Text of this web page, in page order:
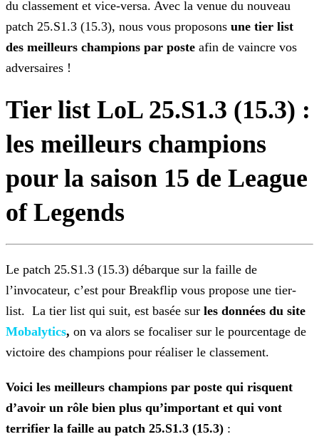
du classement et vice-versa. Avec la venue du nouveau
patch 25.S1.3 (15.3), nous vous proposons une tier list
des meilleurs champions par poste afin de vaincre vos
adversaires !
Tier list LoL 25.S1.3 (15.3) :
les meilleurs champions
pour la saison 15 de League
of Legends
Le patch 25.S1.3 (15.3) débarque sur la faille de
l’invocateur, c’est pour Breakflip vous propose une tier-
list. La tier list qui suit, est basée sur les données du site
Mobalytics, on va alors se focaliser sur le pourcentage de
victoire des champions pour réaliser le classement.
Voici les meilleurs champions par poste qui risquent
d’avoir un rôle bien plus qu’important et qui vont
terrifier la faille au patch 25.S1.3 (15.3) :